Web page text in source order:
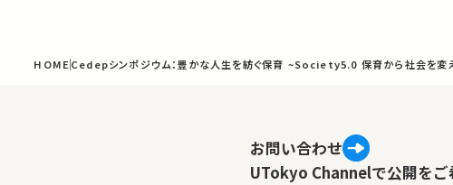
HOMECedepシンポジウム：豊かな人生を紡ぐ保育 ~Society5.0 保育から社会を変
お問い合わせ
UTokyo Channelで公開をご